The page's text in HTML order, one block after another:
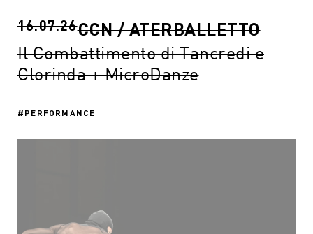
16.07.26CCN / ATERBALLETTO
Il Combattimento di Tancredi e
Clorinda + MicroDanze
PERFORMANCE